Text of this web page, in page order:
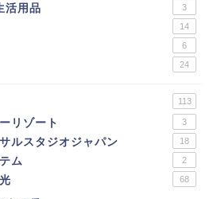
活用品 3
14
6
24
113
リゾート 3
ルスタジオジャパン 18
ム 2
68